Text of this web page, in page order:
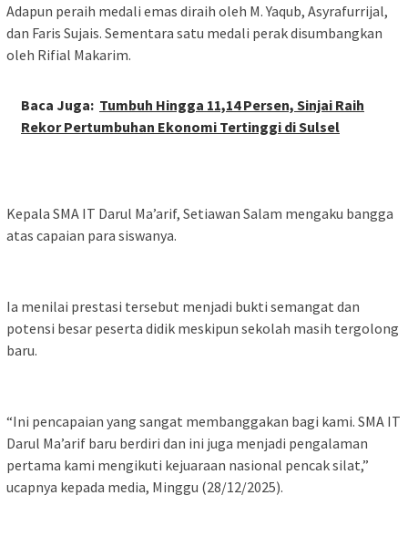
Adapun peraih medali emas diraih oleh M. Yaqub, Asyrafurrijal,
dan Faris Sujais. Sementara satu medali perak disumbangkan
oleh Rifial Makarim.
Baca Juga: Tumbuh Hingga 11,14 Persen, Sinjai Raih
Rekor Pertumbuhan Ekonomi Tertinggi di Sulsel
Kepala SMA IT Darul Ma’arif, Setiawan Salam mengaku bangga
atas capaian para siswanya.
Ia menilai prestasi tersebut menjadi bukti semangat dan
potensi besar peserta didik meskipun sekolah masih tergolong
baru.
“Ini pencapaian yang sangat membanggakan bagi kami. SMA IT
Darul Ma’arif baru berdiri dan ini juga menjadi pengalaman
pertama kami mengikuti kejuaraan nasional pencak silat,”
ucapnya kepada media, Minggu (28/12/2025).